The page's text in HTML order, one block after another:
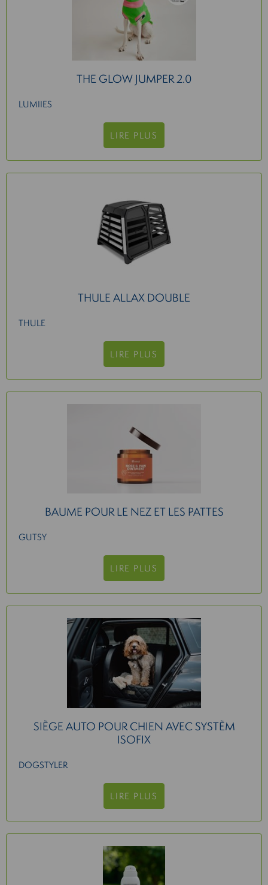
THE GLOW JUMPER 2.0
LUMIIES
LIRE PLUS
THULE ALLAX DOUBLE
THULE
LIRE PLUS
BAUME POUR LE NEZ ET LES PATTES
GUTSY
LIRE PLUS
SIÈGE AUTO POUR CHIEN AVEC SYSTÈM
ISOFIX
DOGSTYLER
LIRE PLUS